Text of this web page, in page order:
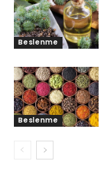
Beslenme
Beslenme